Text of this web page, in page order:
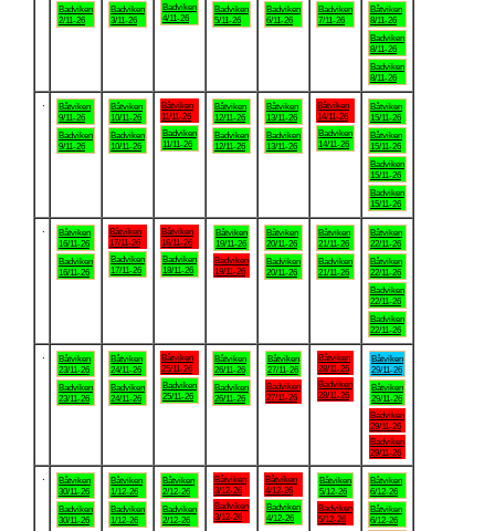
Badviken
2/11-26
Badviken
3/11-26
Badviken
4/11-26
Badviken
5/11-26
Badviken
6/11-26
Badviken
7/11-26
Båtviken
8/11-26
Badviken
8/11-26
Badviken
8/11-26
Båtviken
9/11-26
Badviken
9/11-26
Båtviken
10/11-26
Badviken
10/11-26
Båtviken
11/11-26
Badviken
11/11-26
Båtviken
12/11-26
Badviken
12/11-26
Båtviken
13/11-26
Badviken
13/11-26
Båtviken
14/11-26
Badviken
14/11-26
Båtviken
15/11-26
Båtviken
15/11-26
Badviken
15/11-26
Badviken
15/11-26
Båtviken
16/11-26
Badviken
16/11-26
Båtviken
17/11-26
Badviken
17/11-26
Båtviken
18/11-26
Badviken
18/11-26
Båtviken
19/11-26
Badviken
19/11-26
Båtviken
20/11-26
Badviken
20/11-26
Båtviken
21/11-26
Badviken
21/11-26
Båtviken
22/11-26
Båtviken
22/11-26
Badviken
22/11-26
Badviken
22/11-26
Båtviken
23/11-26
Badviken
23/11-26
Båtviken
24/11-26
Badviken
24/11-26
Båtviken
25/11-26
Badviken
25/11-26
Båtviken
26/11-26
Badviken
26/11-26
Båtviken
27/11-26
Badviken
27/11-26
Båtviken
28/11-26
Badviken
28/11-26
Båtviken
29/11-26
Båtviken
29/11-26
Badviken
29/11-26
Badviken
29/11-26
Båtviken
30/11-26
Badviken
30/11-26
Båtviken
1/12-26
Badviken
1/12-26
Båtviken
2/12-26
Badviken
2/12-26
Båtviken
3/12-26
Badviken
3/12-26
Båtviken
4/12-26
Badviken
4/12-26
Båtviken
5/12-26
Badviken
5/12-26
Båtviken
6/12-26
Båtviken
6/12-26